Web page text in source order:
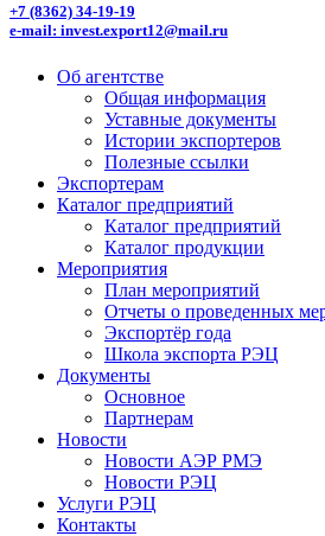
+7 (8362) 34-19-19
e-mail: invest.export12@mail.ru
Об агентстве
Общая информация
Уставные документы
Истории экспортеров
Полезные ссылки
Экспортерам
Каталог предприятий
Каталог предприятий
Каталог продукции
Мероприятия
План мероприятий
Отчеты о проведенных
Экспортёр года
Школа экспорта РЭЦ
Документы
Основное
Партнерам
Новости
Новости АЭР РМЭ
Новости РЭЦ
Услуги РЭЦ
Контакты